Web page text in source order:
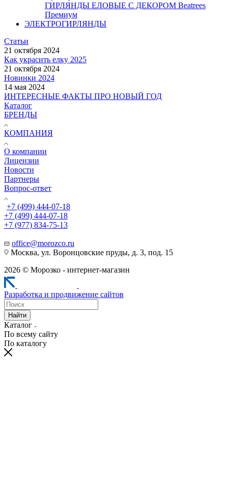
ГИРЛЯНДЫ ЕЛОВЫЕ С ДЕКОРОМ Beatrees
Премиум
ЭЛЕКТРОГИРЛЯНДЫ
Статьи
21 октября 2024
Как украсить елку 2025
21 октября 2024
Новинки 2024
14 мая 2024
ИНТЕРЕСНЫЕ ФАКТЫ ПРО НОВЫЙ ГОД
Каталог
БРЕНДЫ
КОМПАНИЯ
О компании
Лицензии
Новости
Партнеры
Вопрос-ответ
+7 (499) 444-07-18
+7 (499) 444-07-18
+7 (977) 834-75-13
office@morozco.ru
Москва, ул. Воронцовские пруды, д. 3, под. 15
2026 © Морозко - интернет-магазин
Разработка и продвижение сайтов
Найти
Каталог
По всему сайту
По каталогу